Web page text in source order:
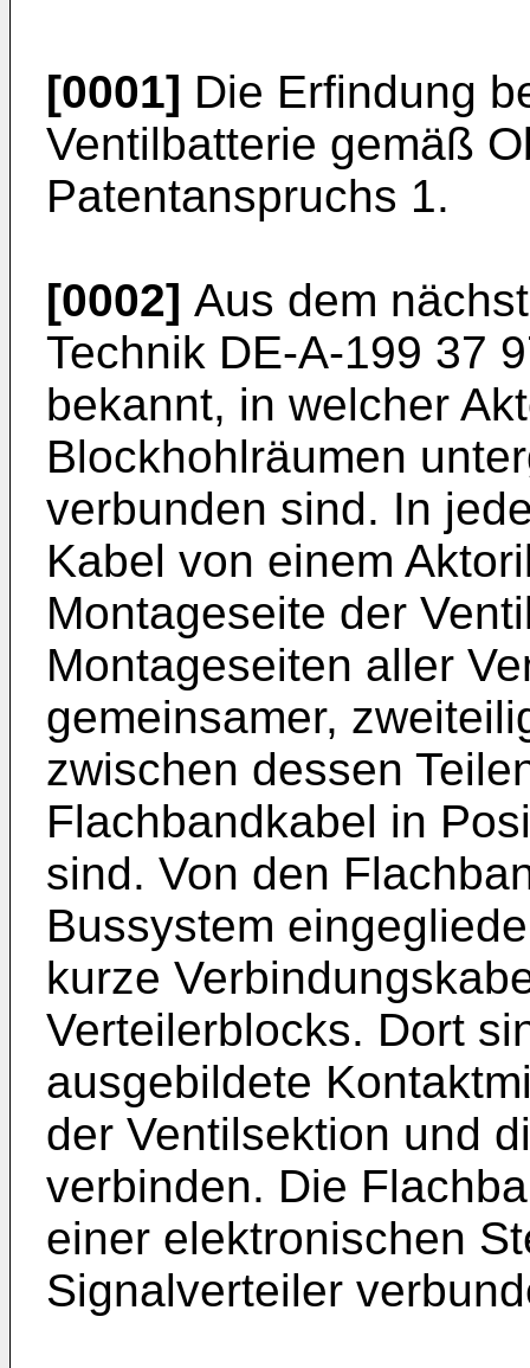
[0001] Die Erfindung
Ventilbatterie gemäß
Patentanspruchs 1.
[0002] Aus dem
Technik DE-A-199 37
bekannt, in welcher
Blockhohlräumen
verbunden sind. In
Kabel von einem
Montageseite der
Montageseiten aller
gemeinsamer,
zwischen dessen
Flachbandkabel in
sind. Von den
Bussystem
kurze
Verteilerblocks. Dort
ausgebildete
der Ventilsektion und
verbinden. Die
einer elektronischen
Signalverteiler